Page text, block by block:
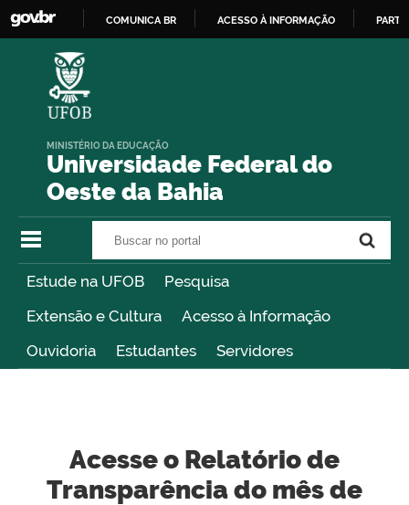
COMUNICA BR ACESSO À INFORMAÇÃO
Universidade Federal do
Oeste da Bahia
MINISTÉRIO DA EDUCAÇÃO
Estude na UFOB
Pesquisa
Extensão e Cultura
Acesso à Informação
Ouvidoria
Estudantes Servidores
Acesse o Relatório de
Transparência do mês de